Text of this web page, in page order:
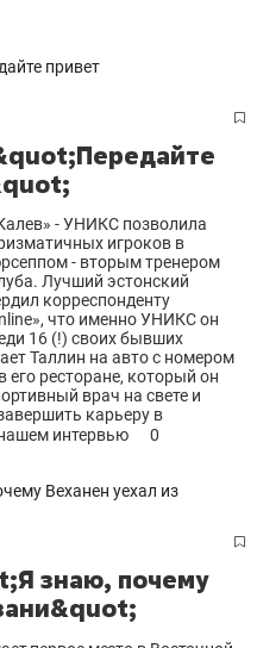
- УНИКС позволила
игроков в
- вторым тренером
Лучший эстонский
корреспонденту
что именно УНИКС он
16 (!) своих бывших
Таллин на авто с номером
его ресторане, который он
врач на свете и
карьеру в
интервью
0
знаю, почему